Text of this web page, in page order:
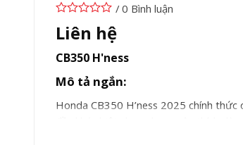
/ 0 Bình luận
Liên hệ
CB350 H'ness
Mô tả ngắn:
Honda CB350 H’ness 2025 chính thức
thiết kế tối giản nhưng mạnh mẽ,